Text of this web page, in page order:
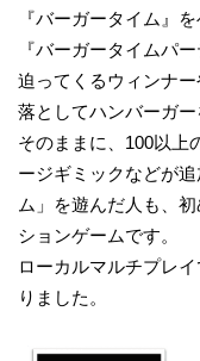
『バーガータイム』
『バーガータイムパ
迫ってくるウィンナ
落としてハンバーガ
そのままに、100以上
ージギミックなどが
ム」を遊んだ人も、
ションゲームです。
ローカルマルチプレ
りました。